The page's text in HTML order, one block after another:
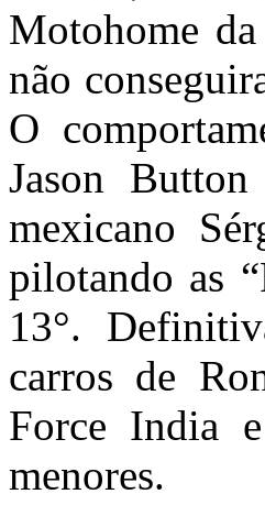
Motohome
não
O
Jason
mexicano
pilotando as
13°.
carros de
Force India e
menores.